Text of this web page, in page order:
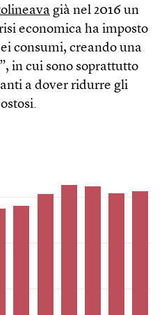
già nel 2016 un
economica ha imposto
consumi, creando una
in cui sono soprattutto
a dover ridurre gli